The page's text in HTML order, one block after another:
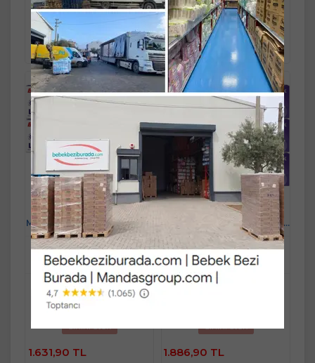
1.019,90 TL
%5
968,91 TL
Sepete
Ekle
1.325,90 TL
%5
1.259,61 TL
Sepete
Ekle
Beybi Lateks Pudralı
Muayene Eldiveni L - Large -
Büyük 500 Lü Set
Mandaş Group Güvencesi ve
Kalitesiyle...!
Stok Miktarı : 8 PAKET
Ücretsiz Kargo
1.631,90 TL
Beybi Lateks Pudralı
Muayene Eldiveni L - Large -
Büyük 600 Lü Set
Mandaş Group Güvencesi ve
Kalitesiyle...!
Stok Miktarı : 6 PAKET
1.886,90 TL